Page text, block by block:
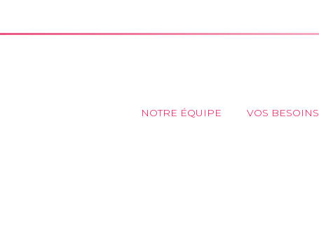
Principal
NOTRE ÉQUIPE VOS BESOINS